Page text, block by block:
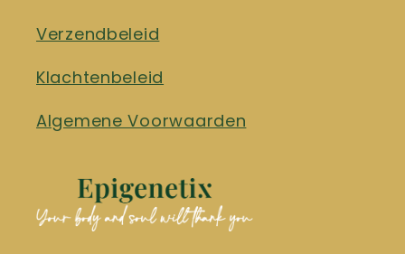
Verzendbeleid
Klachtenbeleid
Algemene Voorwaarden